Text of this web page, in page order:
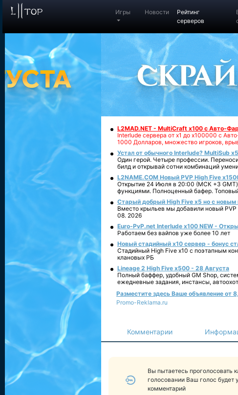
Игры Новости
Рейтинг
серверов
L2MAD.NET - MultiCraft x100 с Авто-
Interlude сервера от х1 до х100000 с
1000 Долларов, множество игроков,
Устал от обычного Interlude? MultiSub
Один герой. Четыре профессии.
билд и открывай сотни комбинаций
L2NAME.COM Новый PVP High Five
Открытие 24 Июля в 20:00 (МСК +3
функциями. Полноценный бафер.
Старый добрый High Five x5 но с новым
Вместо крыльев мы добавили новый PVP
08. 2026
Euro-PvP.net Interlude х100 NEW -
Работаем без вайпов уже более 10 лет
Новый стадийный х10 сервер - бонус
Стадийный High Five x10 с поэтапным
клановых РБ
Lineage 2 High Five x500 - 28 Августа
Полный баффер, удобный GM Shop,
ежедневные задания, инстансы,
Разместите здесь Ваше объявление от
Promo-Reklama.ru
Комментарии
Вы пытаетесь проголосовать
голосовании Ваш голос будет
комментарий